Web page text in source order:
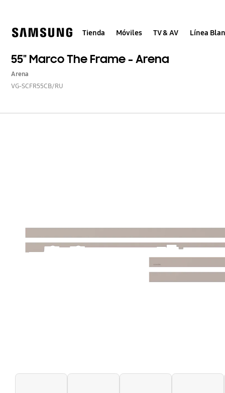
help
Tienda Móviles TV & AV Línea
55" Marco The Frame - Arena
Arena
VG-SCFR55CB/RU